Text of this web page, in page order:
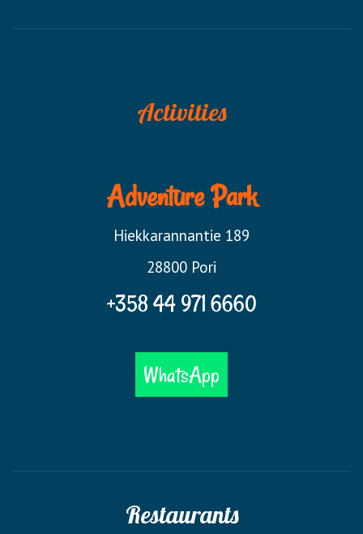
Activities
Adventure Park
Hiekkarannantie 189
28800 Pori
+358 44 971 6660
WhatsApp
-
Restaurants